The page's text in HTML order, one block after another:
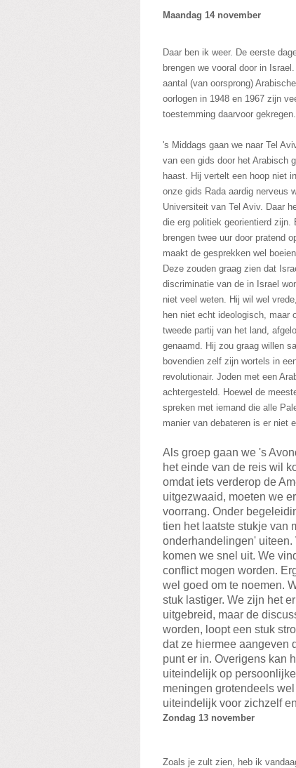
Maandag 14 november
Daar ben ik weer. De eerste
brengen we vooral door in
aantal (van oorsprong)
oorlogen in 1948 en 1967 zijn
toestemming daarvoor gekregen.
's Middags gaan we naar Tel
van een gids door het Arabisch
haast. Hij vertelt een hoop niet
onze gids Rada aardig nerveus
Universiteit van Tel Aviv. Daar
die erg politiek georientierd
brengen twee uur door pratend
maakt de gesprekken wel
Deze zouden graag zien dat
discriminatie van de in Israel
niet veel weten. Hij wil wel
hen niet echt ideologisch, maar
tweede partij van het land,
genaamd. Hij zou graag willen
bovendien zelf zijn wortels in
revolutionair. Joden met een
achtergesteld. Hoewel de
spreken met iemand die alle
manier van debateren is er niet
Als groep gaan we 's
het einde van de reis wil
omdat iets verderop de
uitgezwaaid, moeten we
voorrang. Onder
tien het laatste stukje van
onderhandelingen'
komen we snel uit. We
conflict mogen worden.
wel goed om te noemen.
stuk lastiger. We zijn het
uitgebreid, maar de
worden, loopt een stuk
dat ze hiermee aangeven
punt er in. Overigens kan
uiteindelijk op
meningen grotendeels
uiteindelijk voor zichzelf
Zondag 13 november
Zoals je zult zien, heb ik